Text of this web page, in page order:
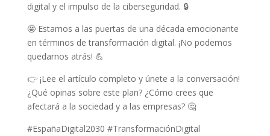
digital y el impulso de la ciberseguridad. 🔒
🤩 Estamos a las puertas de una década emocionante
en términos de transformación digital. ¡No podemos
quedarnos atrás! 💪
👉 ¡Lee el artículo completo y únete a la conversación!
¿Qué opinas sobre este plan? ¿Cómo crees que
afectará a la sociedad y a las empresas? 🤔
#EspañaDigital2030 #TransformaciónDigital